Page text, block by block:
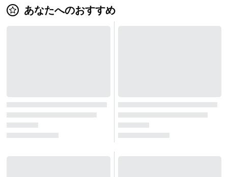
あなたへのおすすめ